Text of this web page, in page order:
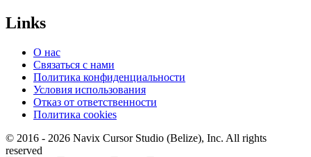
Links
О нас
Связаться с нами
Политика конфиденциальности
Условия использования
Отказ от ответственности
Политика cookies
© 2016 - 2026 Navix Cursor Studio (Belize), Inc. All rights
reserved